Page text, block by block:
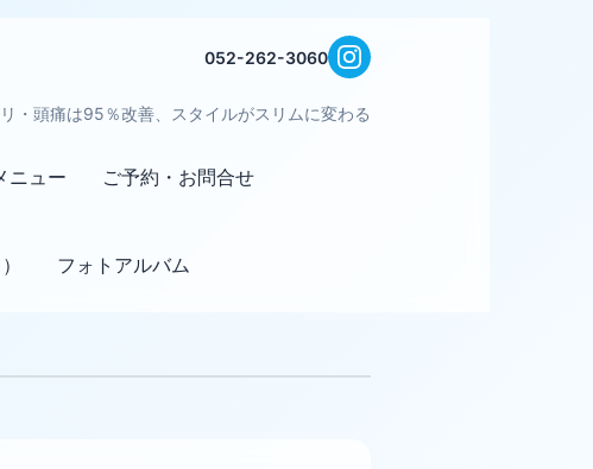
052-262-3060
・頭痛は95％改善、スタイルがスリムに変わる
ニュー ご予約・お問合せ
フォトアルバム